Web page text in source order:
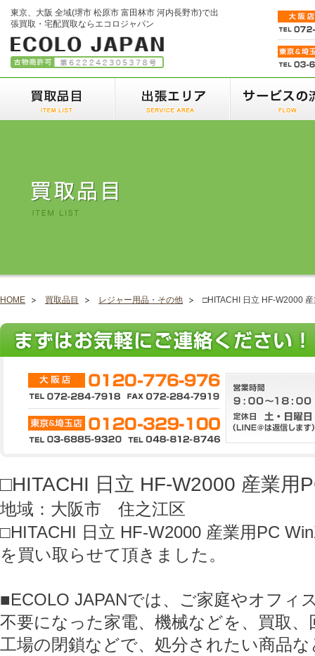
東京、大阪 全域(堺市 松原市 富田林市 河内長野市)で出
張買取・宅配買取ならエコロジャパン
HOME 買取品目 レジャー用品・その他 □HITACHI 日立 HF-W2000
□HITACHI 日立 HF-W2000 産業用
地域：大阪市 住之江区
□HITACHI 日立 HF-W2000 産業用PC
を買い取らせて頂きました。
■ECOLO JAPANでは、ご家庭やオフィ
不要になった家電、機械などを、買取
工場の閉鎖などで、処分されたい商品な